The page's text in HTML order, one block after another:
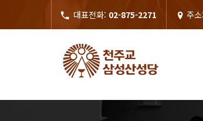
대표전화: 02-875-2271 주소: